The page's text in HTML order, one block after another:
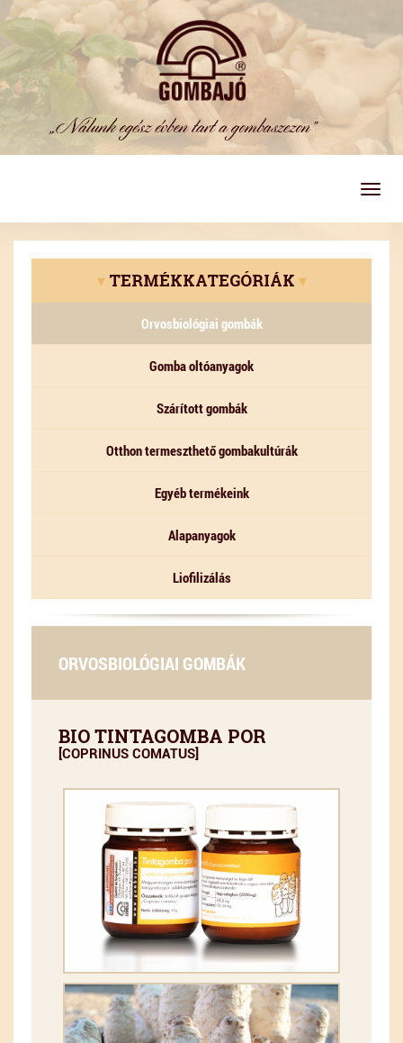
▾TERMÉKKATEGÓRIÁK ▾
Orvosbiológiai gombák
Gomba oltóanyagok
Szárított gombák
Otthon termeszthető gombakultúrák
Egyéb termékeink
Alapanyagok
Liofilizálás
ORVOSBIOLÓGIAI GOMBÁK
BIO TINTAGOMBA POR
[COPRINUS COMATUS]